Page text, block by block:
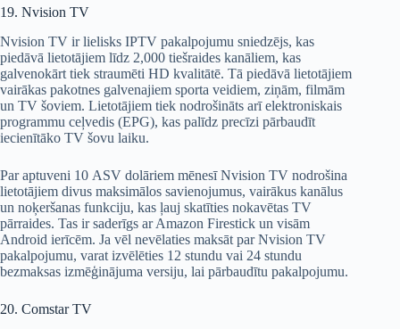
19. Nvision TV
Nvision TV ir lielisks IPTV pakalpojumu sniedzējs, kas
piedāvā lietotājiem līdz 2,000 tiešraides kanāliem, kas
galvenokārt tiek straumēti HD kvalitātē. Tā piedāvā lietotājiem
vairākas pakotnes galvenajiem sporta veidiem, ziņām, filmām
un TV šoviem. Lietotājiem tiek nodrošināts arī elektroniskais
programmu ceļvedis (EPG), kas palīdz precīzi pārbaudīt
iecienītāko TV šovu laiku.
Par aptuveni 10 ASV dolāriem mēnesī Nvision TV nodrošina
lietotājiem divus maksimālos savienojumus, vairākus kanālus
un noķeršanas funkciju, kas ļauj skatīties nokavētas TV
pārraides. Tas ir saderīgs ar Amazon Firestick un visām
Android ierīcēm. Ja vēl nevēlaties maksāt par Nvision TV
pakalpojumu, varat izvēlēties 12 stundu vai 24 stundu
bezmaksas izmēģinājuma versiju, lai pārbaudītu pakalpojumu.
20. Comstar TV